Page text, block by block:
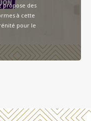
propose des
à cette
pour le